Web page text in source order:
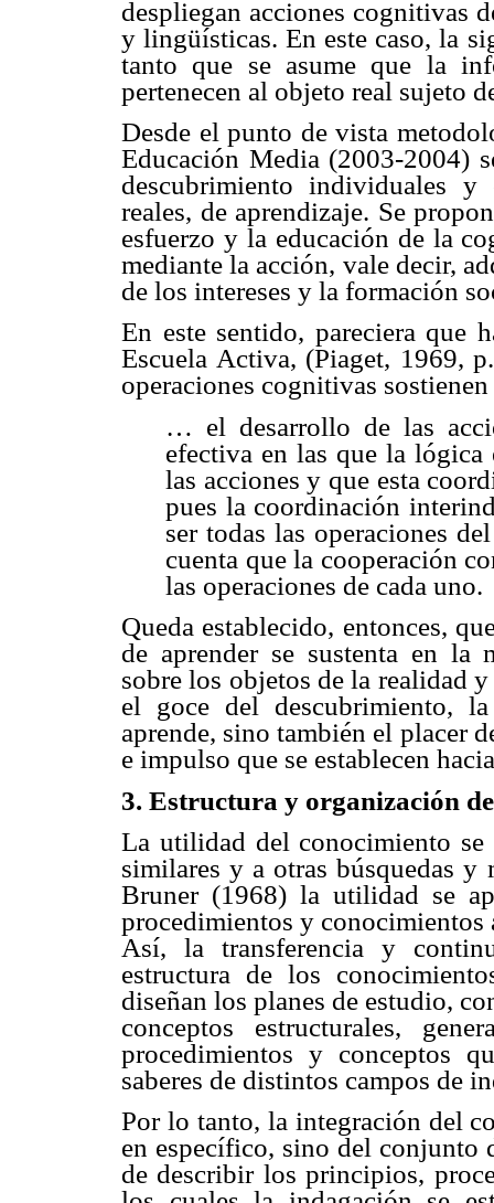
despliegan acciones cognitivas
y lingüísticas. En este caso, la
tanto que se asume que la
pertenecen al objeto real sujeto
Desde el punto de vista
Educación Media (2003-2004)
descubrimiento individuales
reales, de aprendizaje. Se
esfuerzo y la educación de la
mediante la acción, vale decir,
de los intereses y la formación
En este sentido, pareciera que
Escuela Activa, (Piaget, 1969,
operaciones cognitivas sostienen
… el desarrollo de las
efectiva en las que la
las acciones y que esta
pues la coordinación
ser todas las operaciones
cuenta que la cooperación
las operaciones de cada uno.
Queda establecido, entonces,
de aprender se sustenta en la
sobre los objetos de la realidad
el goce del descubrimiento,
aprende, sino también el placer
e impulso que se establecen
3. Estructura y organización
La utilidad del conocimiento
similares y a otras búsquedas y
Bruner (1968) la utilidad se
procedimientos y conocimientos
Así, la transferencia y
estructura de los
diseñan los planes de estudio,
conceptos estructurales,
procedimientos y conceptos
saberes de distintos campos de
Por lo tanto, la integración del
en específico, sino del conjunto
de describir los principios,